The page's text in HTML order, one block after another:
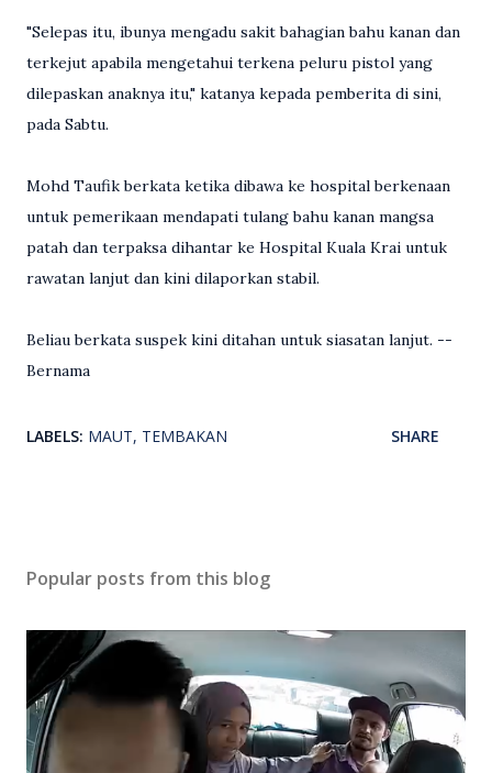
"Selepas itu, ibunya mengadu sakit bahagian bahu kanan dan
terkejut apabila mengetahui terkena peluru pistol yang
dilepaskan anaknya itu," katanya kepada pemberita di sini,
pada Sabtu.
Mohd Taufik berkata ketika dibawa ke hospital berkenaan
untuk pemerikaan mendapati tulang bahu kanan mangsa
patah dan terpaksa dihantar ke Hospital Kuala Krai untuk
rawatan lanjut dan kini dilaporkan stabil.
Beliau berkata suspek kini ditahan untuk siasatan lanjut. --
Bernama
LABELS: MAUT TEMBAKAN SHARE
Popular posts from this blog